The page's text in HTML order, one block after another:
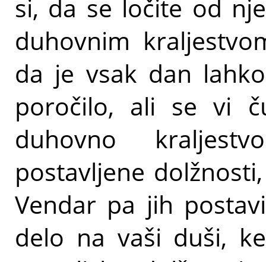
si, da se ločite od
duhovnim
da je vsak dan
poročilo, ali se vi
duhovno
postavljene
Vendar pa jih
delo na vaši duši,